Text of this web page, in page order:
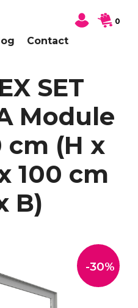
Contact
0
SET
Module
cm (H x
100 cm
B)
-30%